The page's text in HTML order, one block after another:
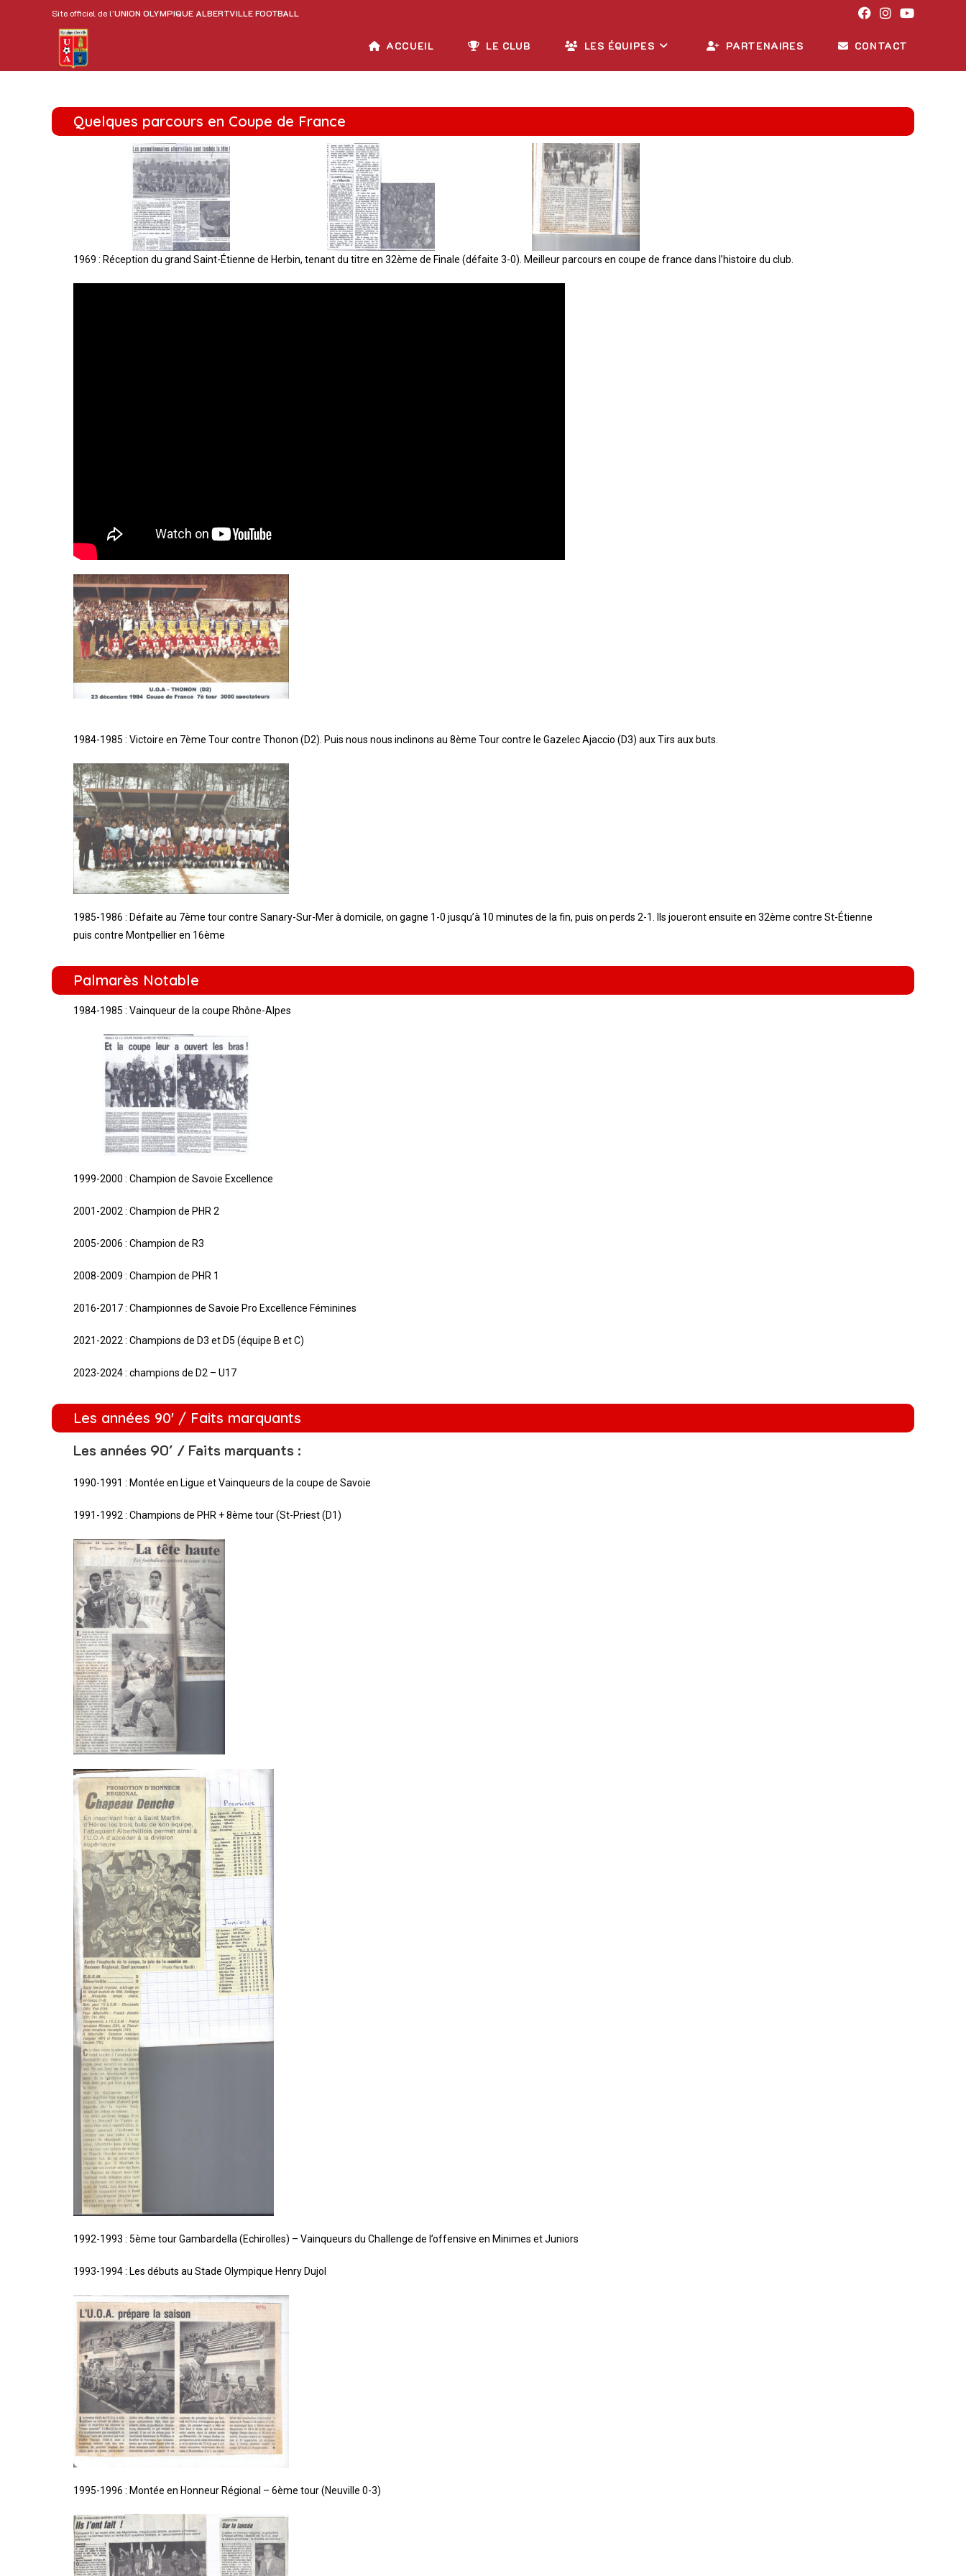
Site officiel de l'UNION OLYMPIQUE ALBERTVILLE FOOTBALL
ACCUEIL LE CLUB LES ÉQUIPES PARTENAIRES CONTACT
Quelques parcours en Coupe de France
1969 : Réception du grand Saint-Étienne de Herbin, tenant du titre en 32ème de Finale (défaite 3-0). Meilleur parcours en coupe de france dans l’histoire du club.
1984-1985 : Victoire en 7ème Tour contre Thonon (D2). Puis nous nous inclinons au 8ème Tour contre le Gazelec Ajaccio (D3) aux Tirs aux buts.
1985-1986 : Défaite au 7ème tour contre Sanary-Sur-Mer à domicile, on gagne 1-0 jusqu’à 10 minutes de la fin, puis on perds 2-1. Ils joueront ensuite en 32ème contre St-Étienne
puis contre Montpellier en 16ème
Palmarès Notable
1984-1985 : Vainqueur de la coupe Rhône-Alpes
1999-2000 : Champion de Savoie Excellence
2001-2002 : Champion de PHR 2
2005-2006 : Champion de R3
2008-2009 : Champion de PHR 1
2016-2017 : Championnes de Savoie Pro Excellence Féminines
2021-2022 : Champions de D3 et D5 (équipe B et C)
2023-2024 : champions de D2 – U17
Les années 90' / Faits marquants
Les années 90′ / Faits marquants :
1990-1991 : Montée en Ligue et Vainqueurs de la coupe de Savoie
1991-1992 : Champions de PHR + 8ème tour (St-Priest (D1)
1992-1993 : 5ème tour Gambardella (Echirolles) – Vainqueurs du Challenge de l’offensive en Minimes et Juniors
1993-1994 : Les débuts au Stade Olympique Henry Dujol
1995-1996 : Montée en Honneur Régional – 6ème tour (Neuville 0-3)